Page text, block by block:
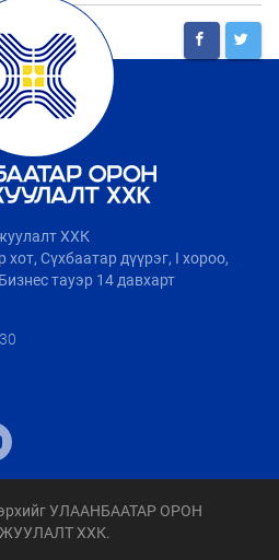
ХХК
Сүхбаатар дүүрэг, I хороо,
тауэр 14 давхарт
УЛААНБААТАР ОРОН
ХХК.